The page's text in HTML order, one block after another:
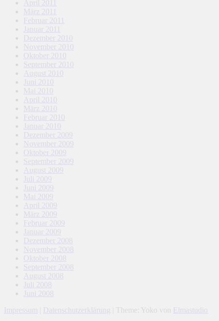
April 2011
März 2011
Februar 2011
Januar 2011
Dezember 2010
November 2010
Oktober 2010
September 2010
August 2010
Juni 2010
Mai 2010
April 2010
März 2010
Februar 2010
Januar 2010
Dezember 2009
November 2009
Oktober 2009
September 2009
August 2009
Juli 2009
Juni 2009
Mai 2009
April 2009
März 2009
Februar 2009
Januar 2009
Dezember 2008
November 2008
Oktober 2008
September 2008
August 2008
Juli 2008
Juni 2008
Impressum
Datenschutzerklärung Theme: Yoko von Elmastudio